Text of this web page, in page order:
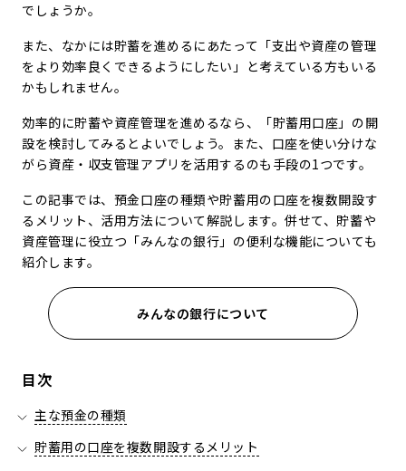
でしょうか。
また、なかには貯蓄を進めるにあたって「支出や資産の管理
をより効率良くできるようにしたい」と考えている方もいる
かもしれません。
効率的に貯蓄や資産管理を進めるなら、「貯蓄用口座」の開
設を検討してみるとよいでしょう。また、口座を使い分けな
がら資産・収支管理アプリを活用するのも手段の1つです。
この記事では、預金口座の種類や貯蓄用の口座を複数開設す
るメリット、活用方法について解説します。併せて、貯蓄や
資産管理に役立つ「みんなの銀行」の便利な機能についても
紹介します。
みんなの銀行について
目次
主な預金の種類
貯蓄用の口座を複数開設するメリット